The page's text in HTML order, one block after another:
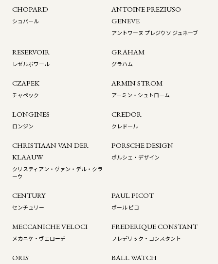
CHOPARD
ショパール
ANTOINE PREZIUSO
GENEVE
アントワーヌ プレジウソ ジュネーブ
RESERVOIR
レゼルボワール
GRAHAM
グラハム
CZAPEK
チャペック
ARMIN STROM
アーミン・シュトローム
LONGINES
ロンジン
CREDOR
クレドール
CHRISTIAAN VAN DER
KLAAUW
クリスティアン・ヴァン・デル・クラ
ーウ
PORSCHE DESIGN
ポルシェ・デザイン
CENTURY
センチュリー
PAUL PICOT
ポール ピコ
MECCANICHE VELOCI
メカニケ・ヴェローチ
FREDERIQUE CONSTANT
フレデリック・コンスタント
ORIS BALL WATCH